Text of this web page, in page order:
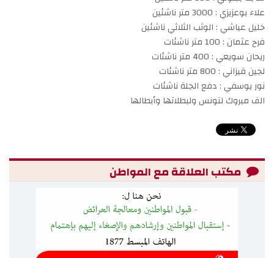
علاء بوعزيزي : 3000 متر ناشئين
خليل عياشي : الوثب الثلاثي ناشئين
فرح عثمان : 100 متر ناشئات
ريحان سويعي : 400 متر ناشئات
لجين قيزاني : 800 متر ناشئات
نور يوسفي : دفع الجلة ناشئات
الف مبروك لتونس ولبطلاتها وأبطالها
مكتب العلاقة مع المواطن